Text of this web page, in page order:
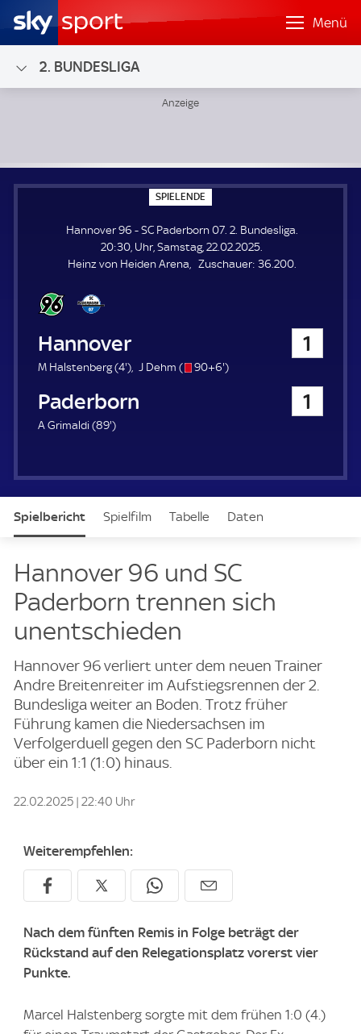
Menü
2. BUNDESLIGA
SPIELENDE
P
E
L
E
N
Hannover 96 - SC Paderborn 07. 2. Bundesliga.
20:30, Uhr, Samstag, 22.02.2025.
Heinz von Heiden Arena
Zuschauer: Z
36.200.
Hannover 96 1
M Halstenberg (4'4
m
e
) J Dehm (
s90+6'9
t
e
)
SC Paderborn 07 1
A Grimaldi (89'8
u
)
Spielbericht Spielfilm Tabelle Daten
Hannover 96 und SC
Paderborn trennen sich
unentschieden
Hannover 96 verliert unter dem neuen Trainer
Andre Breitenreiter im Aufstiegsrennen der 2.
Bundesliga weiter an Boden. Trotz früher
Führung kamen die Niedersachsen im
Verfolgerduell gegen den SC Paderborn nicht
über ein 1:1 (1:0) hinaus.
22.02.2025 | 22:40 Uhr
Weiterempfehlen:
Nach dem fünften Remis in Folge beträgt der
Rückstand auf den Relegationsplatz vorerst vier
Punkte.
Marcel Halstenberg sorgte mit dem frühen 1:0 (4.)